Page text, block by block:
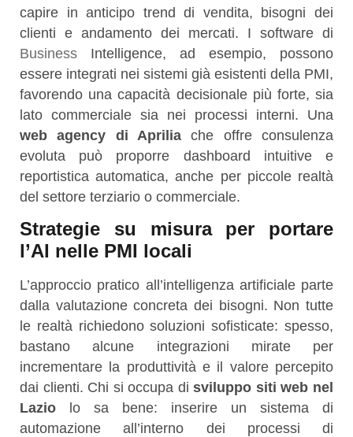
capire in anticipo trend di vendita, bisogni dei
clienti e andamento dei mercati. I software di
Business Intelligence, ad esempio, possono
essere integrati nei sistemi già esistenti della PMI,
favorendo una capacità decisionale più forte, sia
lato commerciale sia nei processi interni. Una
web agency di Aprilia che offre consulenza
evoluta può proporre dashboard intuitive e
reportistica automatica, anche per piccole realtà
del settore terziario o commerciale.
Strategie su misura per portare
l’AI nelle PMI locali
L’approccio pratico all’intelligenza artificiale parte
dalla valutazione concreta dei bisogni. Non tutte
le realtà richiedono soluzioni sofisticate: spesso,
bastano alcune integrazioni mirate per
incrementare la produttività e il valore percepito
dai clienti. Chi si occupa disviluppo siti web nel
Lazio lo sa bene: inserire un sistema di
automazione all’interno dei processi di